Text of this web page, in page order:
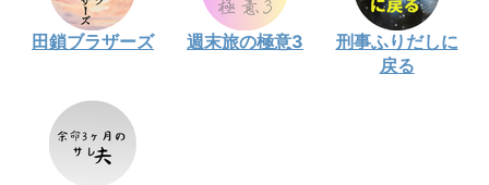
田鎖ブラザーズ 週末旅の極意3
刑事ふりだしに
戻る